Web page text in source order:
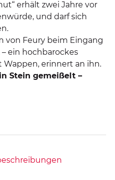
erhält zwei Jahre vor
und darf sich
von Feury beim Eingang
ein hochbarockes
erinnert an ihn.
Stein gemeißelt –